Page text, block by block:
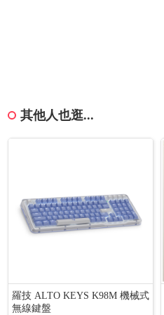
其他人也逛...
羅技 ALTO KEYS K98M 機械式
無線鍵盤